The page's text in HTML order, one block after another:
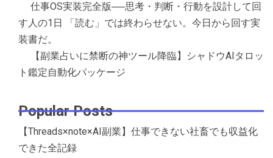
仕事OS実装完全版──思考・判断・行動を設計して回
す人の1日 「読む」では終わらせない。今日から回す実
装書だ。
【副業占いに禁断の神ツール降臨】シャドウAIタロッ
ト鑑定自動化パッケージ
Popular Posts
【Threads×note×AI副業】仕事できない社畜でも収益化
できた全記録